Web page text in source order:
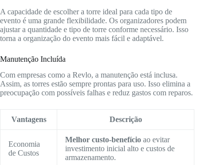
A capacidade de escolher a torre ideal para cada tipo de
evento é uma grande flexibilidade. Os organizadores podem
ajustar a quantidade e tipo de torre conforme necessário. Isso
torna a organização do evento mais fácil e adaptável.
Manutenção Incluída
Com empresas como a Revlo, a manutenção está inclusa.
Assim, as torres estão sempre prontas para uso. Isso elimina a
preocupação com possíveis falhas e reduz gastos com reparos.
Vantagens Descrição
Economia
de Custos
Melhor custo-benefício ao evitar
investimento inicial alto e custos de
armazenamento.